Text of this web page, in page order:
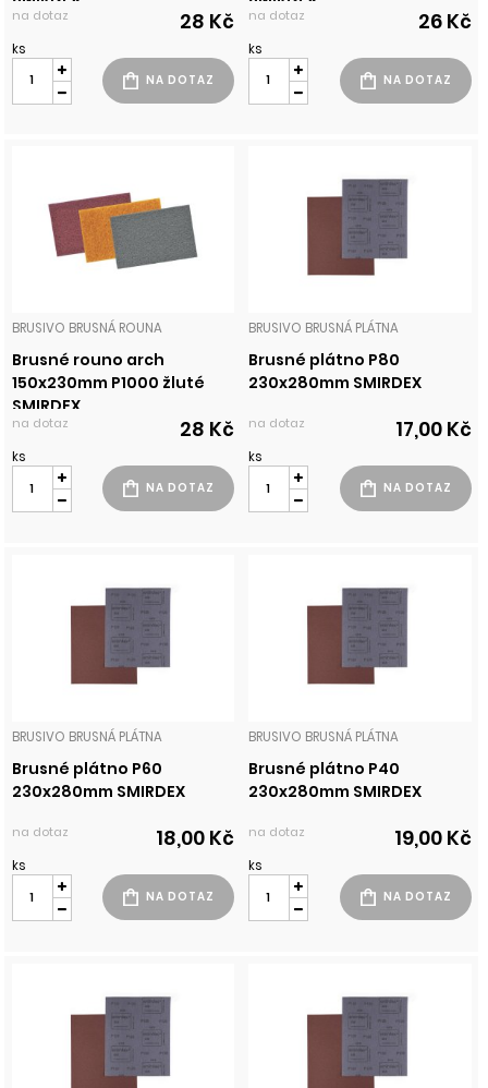
na dotaz 28 Kč
ks
na dotaz 26 Kč
ks
BRUSIVO BRUSNÁ ROUNA
Brusné rouno arch
150x230mm P1000 žluté
SMIRDEX
na dotaz 28 Kč
ks
BRUSIVO BRUSNÁ PLÁTNA
Brusné plátno P80
230x280mm SMIRDEX
na dotaz 17,00 Kč
ks
BRUSIVO BRUSNÁ PLÁTNA
Brusné plátno P60
230x280mm SMIRDEX
na dotaz 18,00 Kč
ks
BRUSIVO BRUSNÁ PLÁTNA
Brusné plátno P40
230x280mm SMIRDEX
na dotaz 19,00 Kč
ks